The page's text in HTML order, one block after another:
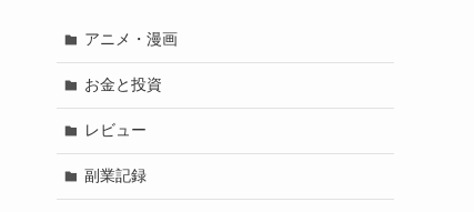
アニメ・漫画
お金と投資
レビュー
副業記録